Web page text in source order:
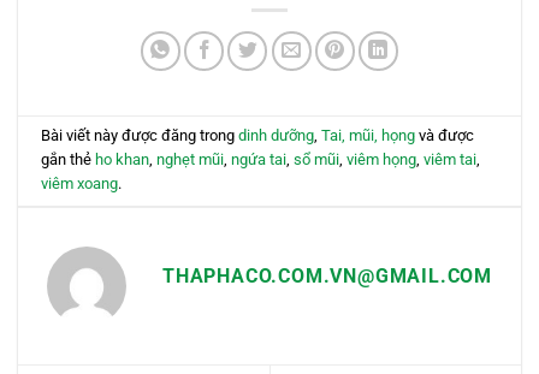
thể.
Các
có
thể
sản
Bài viết này được đăng trongdinh dưỡng,Tai, mũi, họng và được
gắn thẻ ho khan,nghẹt mũi,ngứa tai,sổ mũi,viêm họng,viêm tai,
viêm xoang.
THAPHACO.COM.VN@GMAIL.COM